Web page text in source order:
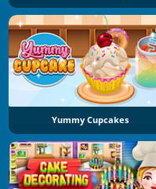
Yummy Cupcakes